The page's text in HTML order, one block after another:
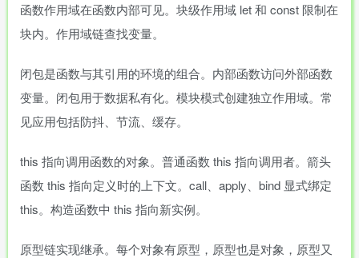
函数作用域在函数内部可见。块级作用域 let 和 const 限制在
块内。作用域链查找变量。
闭包是函数与其引用的环境的组合。内部函数访问外部函数
变量。闭包用于数据私有化。模块模式创建独立作用域。常
见应用包括防抖、节流、缓存。
this 指向调用函数的对象。普通函数 this 指向调用者。箭头
函数 this 指向定义时的上下文。call、apply、bind 显式绑定
this。构造函数中 this 指向新实例。
原型链实现继承。每个对象有原型，原型也是对象，原型又